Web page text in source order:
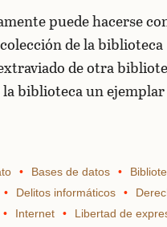
puede hacerse
de la
de otra
biblioteca un
Bases de datos
Delitos informáticos
Internet
Libertad de